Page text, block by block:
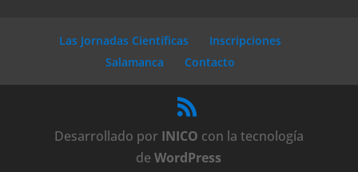
Las Jornadas Científicas
Inscripciones
Salamanca
Contacto
Desarrollado por INICO con la tecnología
deWordPress